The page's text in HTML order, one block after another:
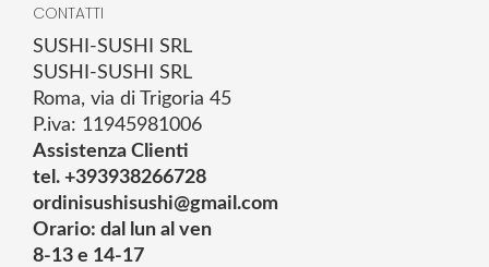
CONTATTI
SUSHI-SUSHI SRL
SUSHI-SUSHI SRL
Roma, via di Trigoria 45
P.iva: 11945981006
Assistenza Clienti
tel. +393938266728
ordinisushisushi@gmail.com
Orario: dal lun al ven
8-13 e 14-17